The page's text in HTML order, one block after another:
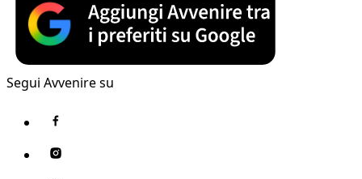
Segui Avvenire su